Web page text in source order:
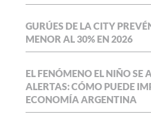
GURÚES DE LA CITY
MENOR AL 30% EN 2026
EL FENÓMENO EL NIÑO SE
ALERTAS: CÓMO PUEDE
ECONOMÍA ARGENTINA